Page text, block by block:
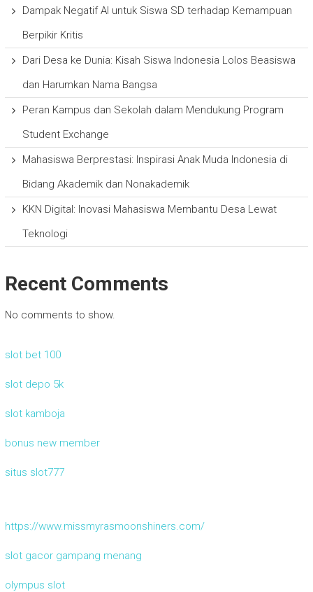
Dampak Negatif AI untuk Siswa SD terhadap Kemampuan
Berpikir Kritis
Dari Desa ke Dunia: Kisah Siswa Indonesia Lolos Beasiswa
dan Harumkan Nama Bangsa
Peran Kampus dan Sekolah dalam Mendukung Program
Student Exchange
Mahasiswa Berprestasi: Inspirasi Anak Muda Indonesia di
Bidang Akademik dan Nonakademik
KKN Digital: Inovasi Mahasiswa Membantu Desa Lewat
Teknologi
Recent Comments
No comments to show.
slot bet 100
slot depo 5k
slot kamboja
bonus new member
situs slot777
https://www.missmyrasmoonshiners.com/
slot gacor gampang menang
olympus slot